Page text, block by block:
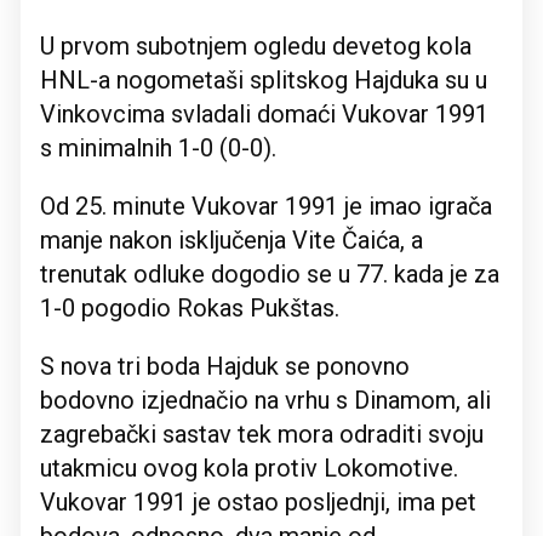
U prvom subotnjem ogledu devetog kola
HNL-a nogometaši splitskog Hajduka su u
Vinkovcima svladali domaći Vukovar 1991
s minimalnih 1-0 (0-0).
Od 25. minute Vukovar 1991 je imao igrača
manje nakon isključenja Vite Čaića, a
trenutak odluke dogodio se u 77. kada je za
1-0 pogodio Rokas Pukštas.
S nova tri boda Hajduk se ponovno
bodovno izjednačio na vrhu s Dinamom, ali
zagrebački sastav tek mora odraditi svoju
utakmicu ovog kola protiv Lokomotive.
Vukovar 1991 je ostao posljednji, ima pet